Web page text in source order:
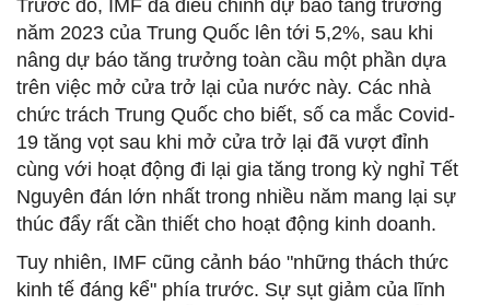
Trước đó, IMF đã điều chỉnh dự báo tăng trưởng
năm 2023 của Trung Quốc lên tới 5,2%, sau khi
nâng dự báo tăng trưởng toàn cầu một phần dựa
trên việc mở cửa trở lại của nước này. Các nhà
chức trách Trung Quốc cho biết, số ca mắc Covid-
19 tăng vọt sau khi mở cửa trở lại đã vượt đỉnh
cùng với hoạt động đi lại gia tăng trong kỳ nghỉ Tết
Nguyên đán lớn nhất trong nhiều năm mang lại sự
thúc đẩy rất cần thiết cho hoạt động kinh doanh.
Tuy nhiên, IMF cũng cảnh báo "những thách thức
kinh tế đáng kể" phía trước. Sự sụt giảm của lĩnh